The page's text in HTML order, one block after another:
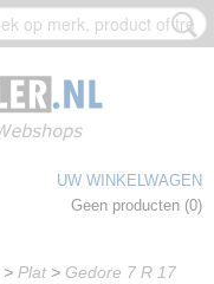
UW WINKELWAGEN
Geen producten (0)
> Plat > Gedore 7 R 17